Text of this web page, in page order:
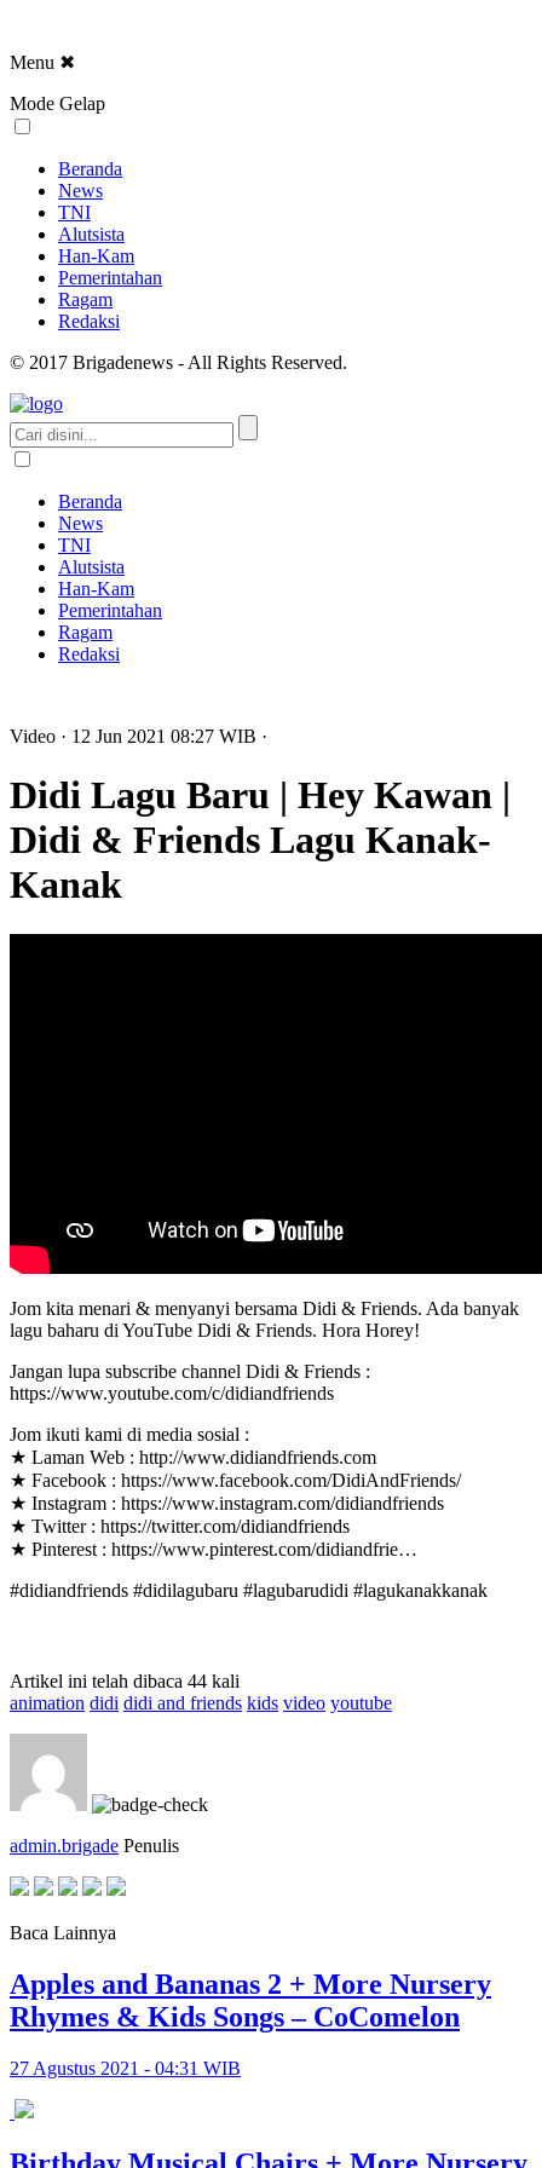
Menu ✖
Mode Gelap
Beranda
News
TNI
Alutsista
Han-Kam
Pemerintahan
Ragam
Redaksi
© 2017 Brigadenews - All Rights Reserved.
Beranda
News
TNI
Alutsista
Han-Kam
Pemerintahan
Ragam
Redaksi
Video · 12 Jun 2021 08:27 WIB ·
Didi Lagu Baru | Hey Kawan |
Didi & Friends Lagu Kanak-
Kanak
Jom kita menari & menyanyi bersama Didi & Friends. Ada banyak
lagu baharu di YouTube Didi & Friends. Hora Horey!
Jangan lupa subscribe channel Didi & Friends :
https://www.youtube.com/c/didiandfriends
Jom ikuti kami di media sosial :
★ Laman Web : http://www.didiandfriends.com
★ Facebook : https://www.facebook.com/DidiAndFriends/
★ Instagram : https://www.instagram.com/didiandfriends
★ Twitter : https://twitter.com/didiandfriends
★ Pinterest : https://www.pinterest.com/didiandfrie…
#didiandfriends #didilagubaru #lagubarudidi #lagukanakkanak
Artikel ini telah dibaca 44 kali
animation didi didi and friends kids video youtube
admin.brigade Penulis
Baca Lainnya
Apples and Bananas 2 + More Nursery
Rhymes & Kids Songs – CoComelon
27 Agustus 2021 - 04:31 WIB